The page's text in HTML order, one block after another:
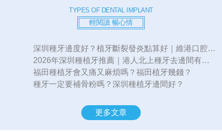
TYPES OF DENTAL IMPLANT
輕閱讀 暢心情
深圳種牙邊度好？植牙斷裂發炎點算好｜維港口腔專解植...
2026年深圳種植牙推薦｜港人北上種牙去邊間有信心...
福田種植牙會又痛又麻煩嗎？福田植牙幾錢？
種牙一定要補骨粉嗎？深圳種植牙邊間好？
更多文章